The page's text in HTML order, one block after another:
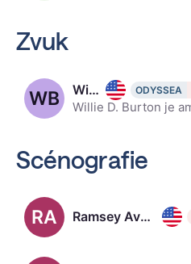
Zvuk
WB Willie D. Burton ODYSSEA
Scénografie
RA Ramsey Avery